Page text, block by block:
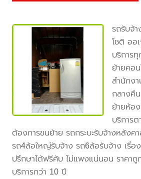
รถรับจ้
โชติ ออ
บริการ
ย้ายคอ
สำนักง
กลางคื
ย้ายห้อ
บริการ
ต้องการขนย้าย รถกระบะรับจ้างหลังค
รถ4ล้อใหญ่รับจ้าง รถ6ล้อรับจ้าง เรื่อ
ปรึกษาได้ฟรีคับ ไม่แพงแน่นอน ราคา
บริการกว่า 10 ปี